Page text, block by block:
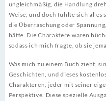
ungleichmäßig, die Handlung
Weise, und doch fühlte sich alles
die Überraschung oder
hätte. Die Charaktere waren
sodass ich mich fragte, ob sie
Was mich zu einem Buch zieht,
Geschichten, und dieses
Charakteren, jeder mit seiner
Perspektive. Diese spezielle